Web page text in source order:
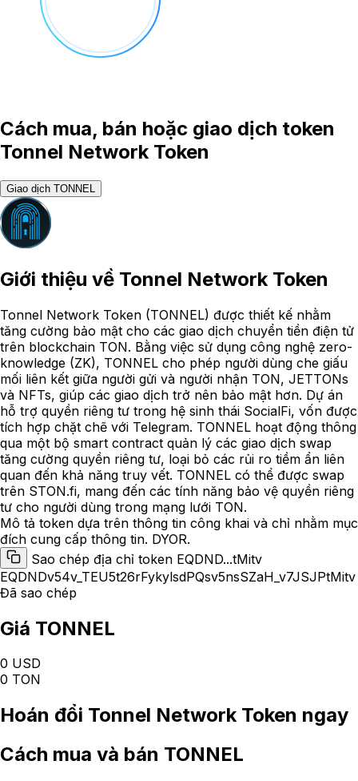
Cách mua, bán hoặc giao dịch token
Tonnel Network Token
Giao dịch TONNEL
Giới thiệu về Tonnel Network Token
Tonnel Network Token (TONNEL) được thiết kế nhằm
tăng cường bảo mật cho các giao dịch chuyển tiền điện tử
trên blockchain TON. Bằng việc sử dụng công nghệ zero-
knowledge (ZK), TONNEL cho phép người dùng che giấu
mối liên kết giữa người gửi và người nhận TON, JETTONs
và NFTs, giúp các giao dịch trở nên bảo mật hơn. Dự án
hỗ trợ quyền riêng tư trong hệ sinh thái SocialFi, vốn được
tích hợp chặt chẽ với Telegram. TONNEL hoạt động thông
qua một bộ smart contract quản lý các giao dịch swap
tăng cường quyền riêng tư, loại bỏ các rủi ro tiềm ẩn liên
quan đến khả năng truy vết. TONNEL có thể được swap
trên STON.fi, mang đến các tính năng bảo vệ quyền riêng
tư cho người dùng trong mạng lưới TON.
Mô tả token dựa trên thông tin công khai và chỉ nhằm mục
đích cung cấp thông tin. DYOR.
Sao chép địa chỉ token EQDND...tMitv
EQDNDv54v_TEU5t26rFykylsdPQsv5nsSZaH_v7JSJPtMitv
Đã sao chép
Giá TONNEL
0 USD
0 TON
Hoán đổi Tonnel Network Token ngay
Cách mua và bán TONNEL